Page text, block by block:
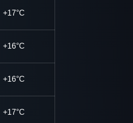
+17°C
+16°C
+16°C
+17°C